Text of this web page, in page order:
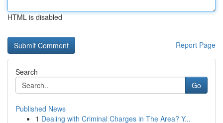
HTML is disabled
Report Page
Search
Go
Published News
1 Dealing with Criminal Charges in The Area? Y...